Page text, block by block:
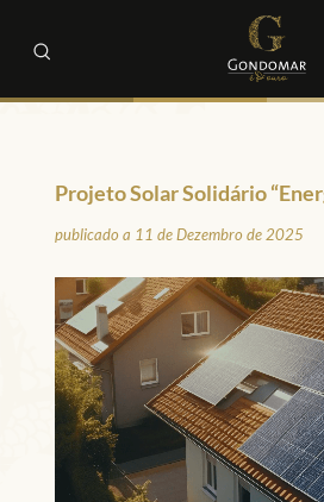
Projeto Solar Solidário
publicado a 11 de Dezembro de 2025